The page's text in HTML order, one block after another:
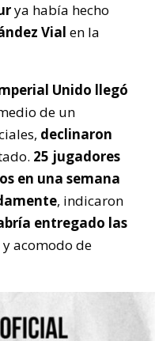
ya había hecho
Vial en la
Unido llegó
de un
declinaron
25 jugadores
en una semana
, indicaron
entregado las
y acomodo de